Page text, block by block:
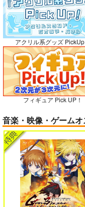
カート
No.9
黒白のアヴェスター 3
神座万象・第十四機
2,178円（税込）
オリジナル
ガールズゾンビパーティ
ケモ耳娘だらけの世界でハー
3
＃ラブコメ好きとこっそり繋
い
アクリル系グッズ PickUp
フィギュア Pick UP！
音楽・映像・ゲームオ